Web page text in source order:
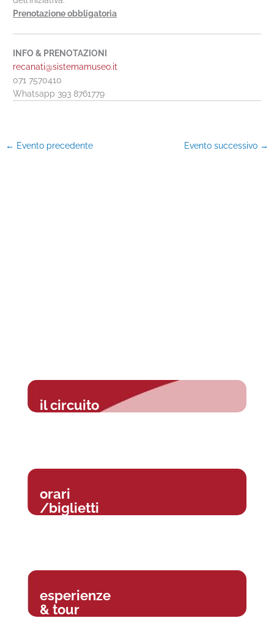
Prenotazione obbligatoria
INFO & PRENOTAZIONI
recanati@sistemamuseo.it
071 7570410
Whatsapp 393 8761779
← Evento precedente Evento successivo →
il circuito
orari
/biglietti
esperienze
& tour